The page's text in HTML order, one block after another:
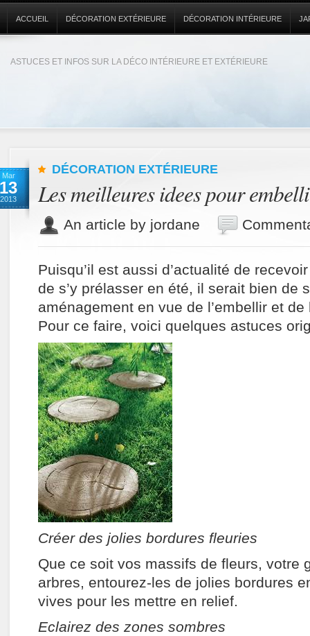
ASTUCES ET INFOS SUR LA DÉCO INTÉRIEURE ET EXTÉRIEURE
ACCUEIL DÉCORATION EXTÉRIEURE DÉCORATION INTÉRIEURE
Mar
13
2013
DÉCORATION EXTÉRIEURE
Les meilleures idees pour
An article by jordane
Puisqu’il est aussi d’actualité de
de s’y prélasser en été, il serait bien de
aménagement en vue de l’embellir et
Pour ce faire, voici quelques astuces
Créer des jolies bordures fleuries
Que ce soit vos massifs de fleurs, votre
arbres, entourez-les de jolies bordures
vives pour les mettre en relief.
Eclairez des zones sombres